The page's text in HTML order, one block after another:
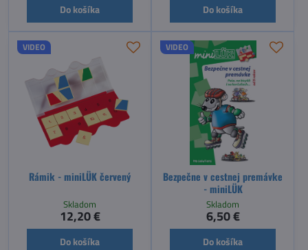
Do košíka Do košíka
VIDEO
Rámik - miniLÜK červený
Skladom
12,20 €
Do košíka
VIDEO
Bezpečne v cestnej premávke
- miniLÜK
Skladom
6,50 €
Do košíka